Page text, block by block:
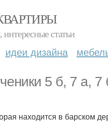
статьи
идеи дизайна
5 б, 7 а, 7
находится в барском